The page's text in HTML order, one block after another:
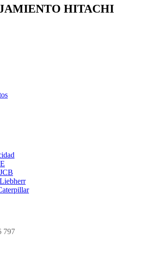
HITACHI
797